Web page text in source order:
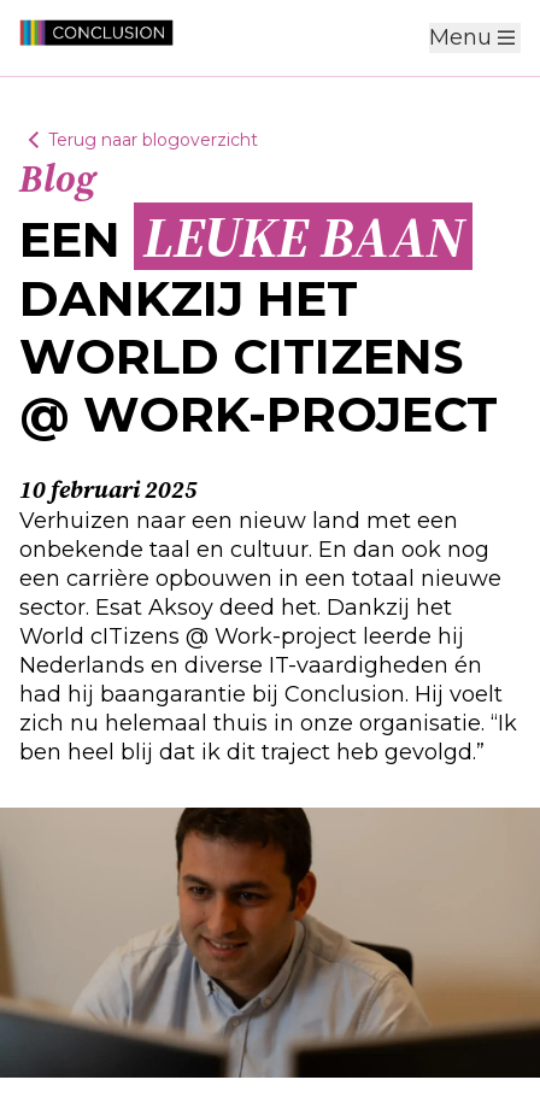
Menu
Terug naar blogoverzicht
Blog
EEN LEUKE BAAN
DANKZIJ HET
WORLD CITIZENS
@ WORK-PROJECT
10 februari 2025
Verhuizen naar een nieuw land met een
onbekende taal en cultuur. En dan ook nog
een carrière opbouwen in een totaal nieuwe
sector. Esat Aksoy deed het. Dankzij het
World cITizens @ Work-project leerde hij
Nederlands en diverse IT-vaardigheden én
had hij baangarantie bij Conclusion. Hij voelt
zich nu helemaal thuis in onze organisatie. “Ik
ben heel blij dat ik dit traject heb gevolgd.”